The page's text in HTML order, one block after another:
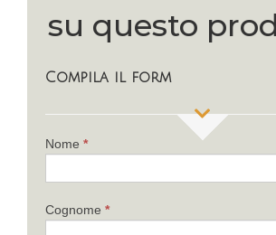
su questo
Compila il form
If
human,
Nome *
Cognome *